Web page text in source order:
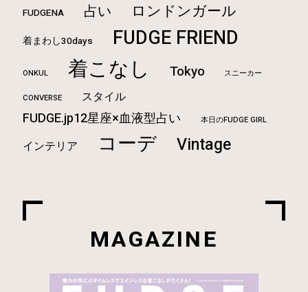
FUDGENA 占い ロンドンガール
着まわし30days FUDGE FRIEND
ONKUL 着こなし Tokyo スニーカー
CONVERSE スタイル
FUDGE.jp12星座×血液型占い 本日のFUDGE GIRL
インテリア コーデ Vintage
MAGAZINE